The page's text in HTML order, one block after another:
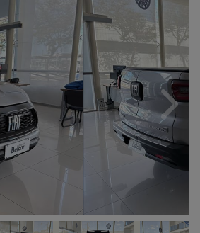
Next